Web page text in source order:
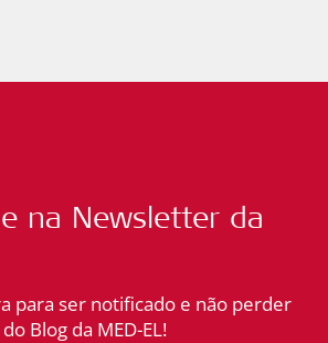
na Newsletter da
para ser notificado e não perder
Blog da MED-EL!